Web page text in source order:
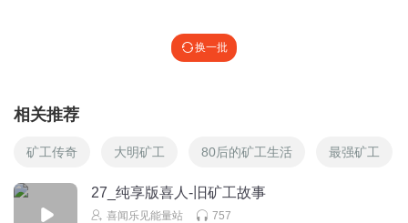
换一批
相关推荐
矿工传奇 大明矿工 80后的矿工生活 最强矿工
27_纯享版喜人-旧矿工故事
喜闻乐见能量站 757